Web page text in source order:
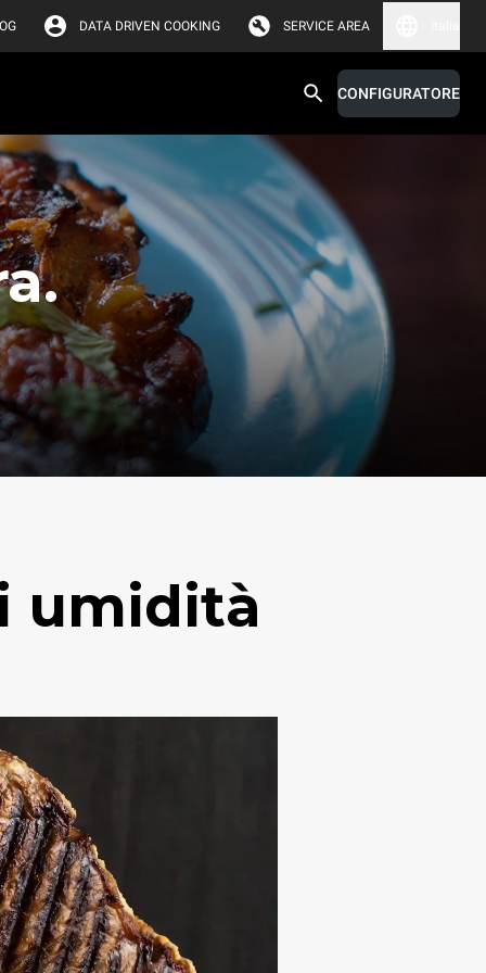
DATA DRIVEN COOKING SERVICE AREA
CONFIGURATORE
umidità